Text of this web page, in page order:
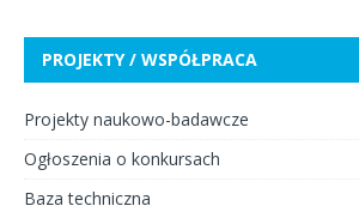
PROJEKTY / WSPÓŁPRACA
Projekty naukowo-badawcze
Ogłoszenia o konkursach
Baza techniczna